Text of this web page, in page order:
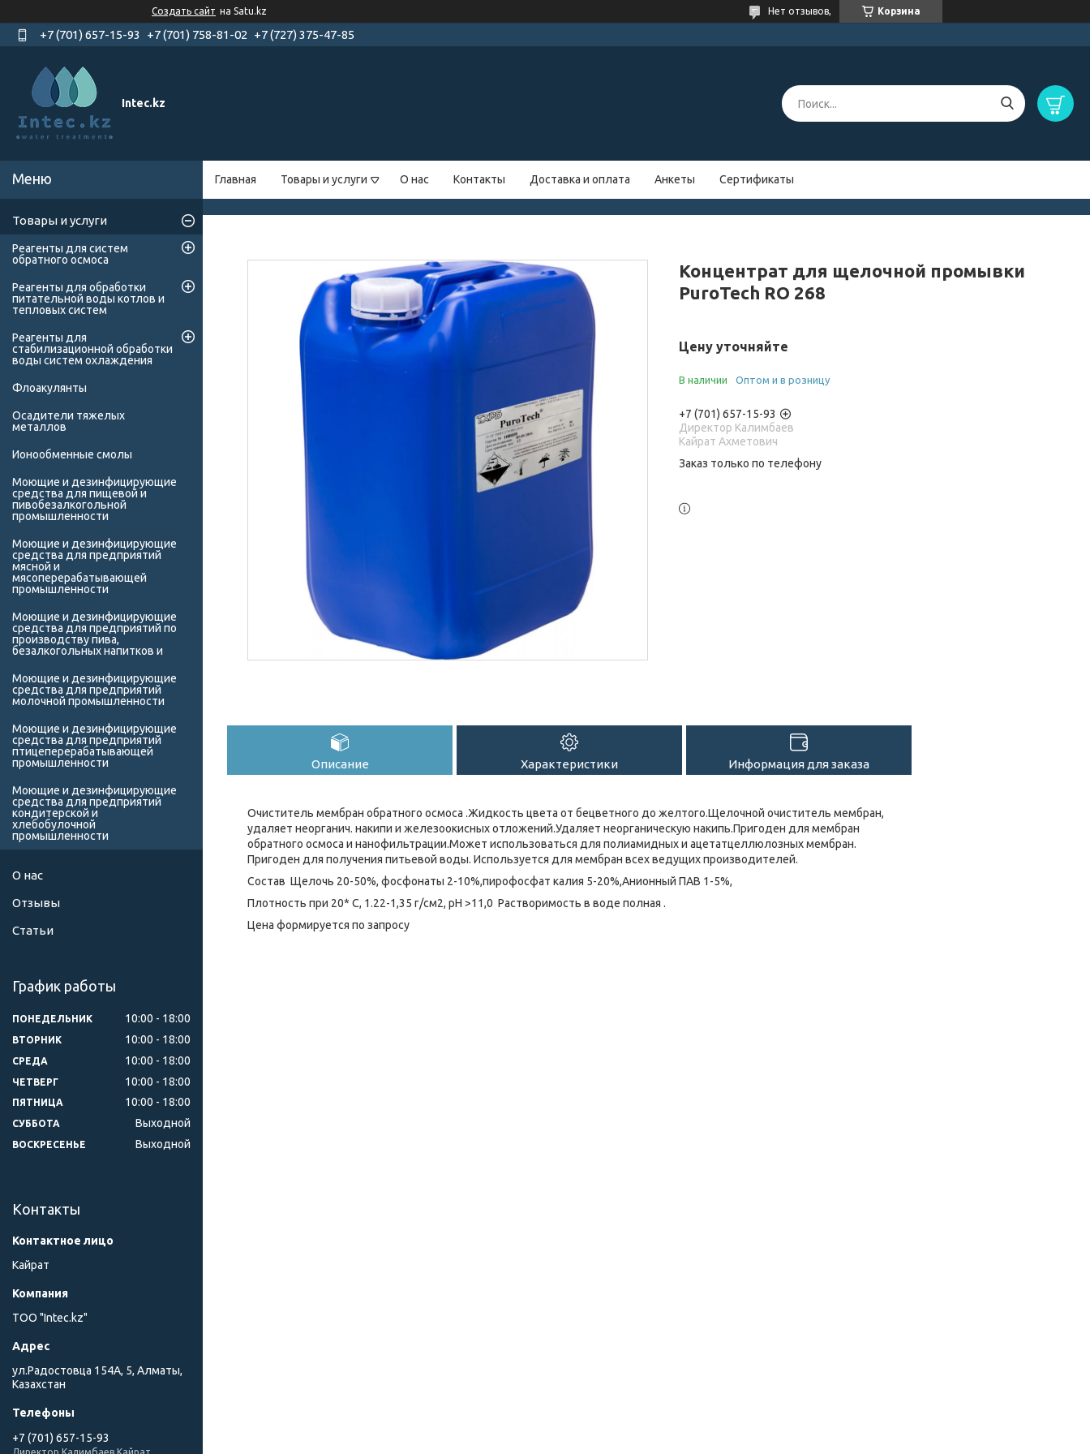
Создать сайт на Satu.kz Корзина
Нет отзывов,
+7 (701) 657-15-93 +7 (701) 758-81-02 +7 (727) 375-47-85
Intec.kz
Главная Товары и услуги О нас Контакты Доставка и оплата Анкеты Сертификаты
Концентрат для щелочной промывки
PuroTech RO 268
Цену уточняйте
В наличии Оптом и в розницу
+7 (701) 657-15-93
Директор Калимбаев
Кайрат Ахметович
Заказ только по телефону
Описание Характеристики Информация для заказа
Очиститель мембран обратного осмоса .Жидкость цвета от бецветного до желтого.Щелочной очиститель мембран,
удаляет неорганич. накипи и железоокисных отложений.Удаляет неорганическую накипь.Пригоден для мембран
обратного осмоса и нанофильтрации.Может использоваться для полиамидных и ацетатцеллюлозных мембран.
Пригоден для получения питьевой воды. Используется для мембран всех ведущих производителей.
Состав Щелочь 20-50%, фосфонаты 2-10%,пирофосфат калия 5-20%,Анионный ПАВ 1-5%,
Плотность при 20* С, 1.22-1,35 г/см2, рН >11,0 Растворимость в воде полная .
Цена формируется по запросу
Товары и услуги
Реагенты для систем
обратного осмоса
Реагенты для обработки
питательной воды котлов и
тепловых систем
Реагенты для
стабилизационной обработки
воды систем охлаждения
Флоакулянты
Осадители тяжелых
металлов
Ионообменные смолы
Моющие и дезинфицирующие
средства для пищевой и
пивобезалкогольной
промышленности
Моющие и дезинфицирующие
средства для предприятий
мясной и
мясоперерабатывающей
промышленности
Моющие и дезинфицирующие
средства для предприятий по
производству пива,
безалкогольных напитков и
Моющие и дезинфицирующие
средства для предприятий
молочной промышленности
Моющие и дезинфицирующие
средства для предприятий
птицеперерабатывающей
промышленности
Моющие и дезинфицирующие
средства для предприятий
кондитерской и
хлебобулочной
промышленности
О нас
Отзывы
Статьи
График работы
ПОНЕДЕЛЬНИК 10:00 18:00
ВТОРНИК 10:00 18:00
СРЕДА 10:00 18:00
ЧЕТВЕРГ 10:00 18:00
ПЯТНИЦА 10:00 18:00
СУББОТА Выходной
ВОСКРЕСЕНЬЕ Выходной
Контакты
Кайрат
ТОО "Intec.kz"
ул.Радостовца 154А, 5, Алматы,
Казахстан
+7 (701) 657-15-93